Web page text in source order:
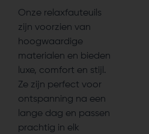
Onze relaxfauteuils
zijn voorzien van
hoogwaardige
materialen en bieden
luxe, comfort en stijl.
Ze zijn perfect voor
ontspanning na een
lange dag en passen
prachtig in elk